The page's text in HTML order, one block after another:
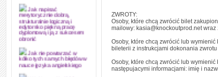
Jak napisać
merytorycznie dobrą,
strukturalnie logiczną i
edytorsko piękną pracę
dyplomową i ją z sukcesem
obronić
Jak nie powtarzać w
kółko tych samych błędów w
nauce języka angielskiego
ZWROTY:
Osoby, które chcą zwrócić bilet
mailowy: kasia@knockoutprod.net
Osoby, które chcą zwrócić lub
bileterii z instrukcjami dokonania
Osoby, które chcą zwrócić lub
następujacymi informacjami: imię i